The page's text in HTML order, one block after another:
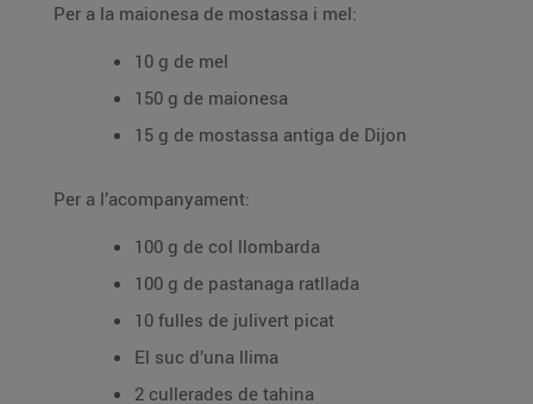
Per a la maionesa de mostassa i mel:
10 g de mel
150 g de maionesa
15 g de mostassa antiga de Dijon
Per a l’acompanyament:
100 g de col llombarda
100 g de pastanaga ratllada
10 fulles de julivert picat
El suc d’una llima
2 cullerades de tahina